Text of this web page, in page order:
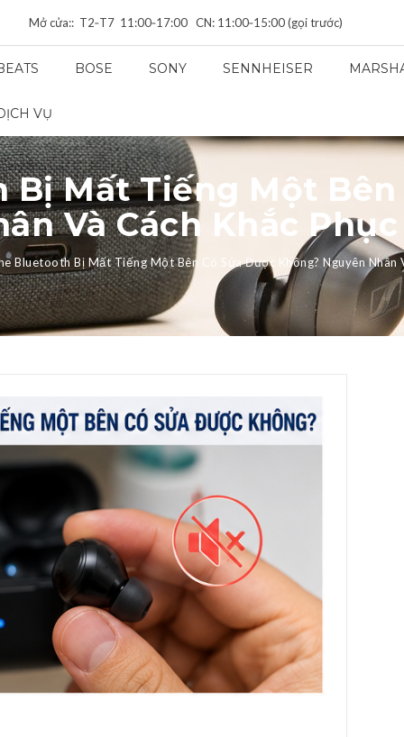
Mở cửa:: T2‑T7 11:00‑17:00 CN: 11:00‑15:00 (gọi trước)
BOSE SONY SENNHEISER
VỤ
Bị Mất Tiếng Một Bên
Và Cách Khắc Phục
Bluetooth Bị Mất Tiếng Một Bên Có Sửa Được Không? Nguyên Nhân